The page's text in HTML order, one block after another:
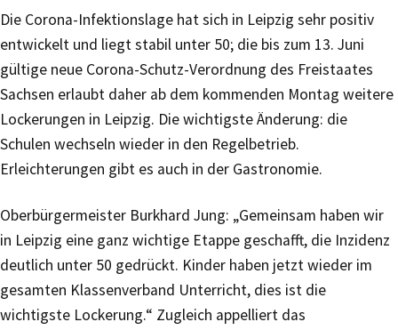
Die Corona-Infektionslage hat sich in Leipzig sehr positiv
entwickelt und liegt stabil unter 50; die bis zum 13. Juni
gültige neue Corona-Schutz-Verordnung des Freistaates
Sachsen erlaubt daher ab dem kommenden Montag weitere
Lockerungen in Leipzig. Die wichtigste Änderung: die
Schulen wechseln wieder in den Regelbetrieb.
Erleichterungen gibt es auch in der Gastronomie.
Oberbürgermeister Burkhard Jung: „Gemeinsam haben wir
in Leipzig eine ganz wichtige Etappe geschafft, die Inzidenz
deutlich unter 50 gedrückt. Kinder haben jetzt wieder im
gesamten Klassenverband Unterricht, dies ist die
wichtigste Lockerung.“ Zugleich appelliert das